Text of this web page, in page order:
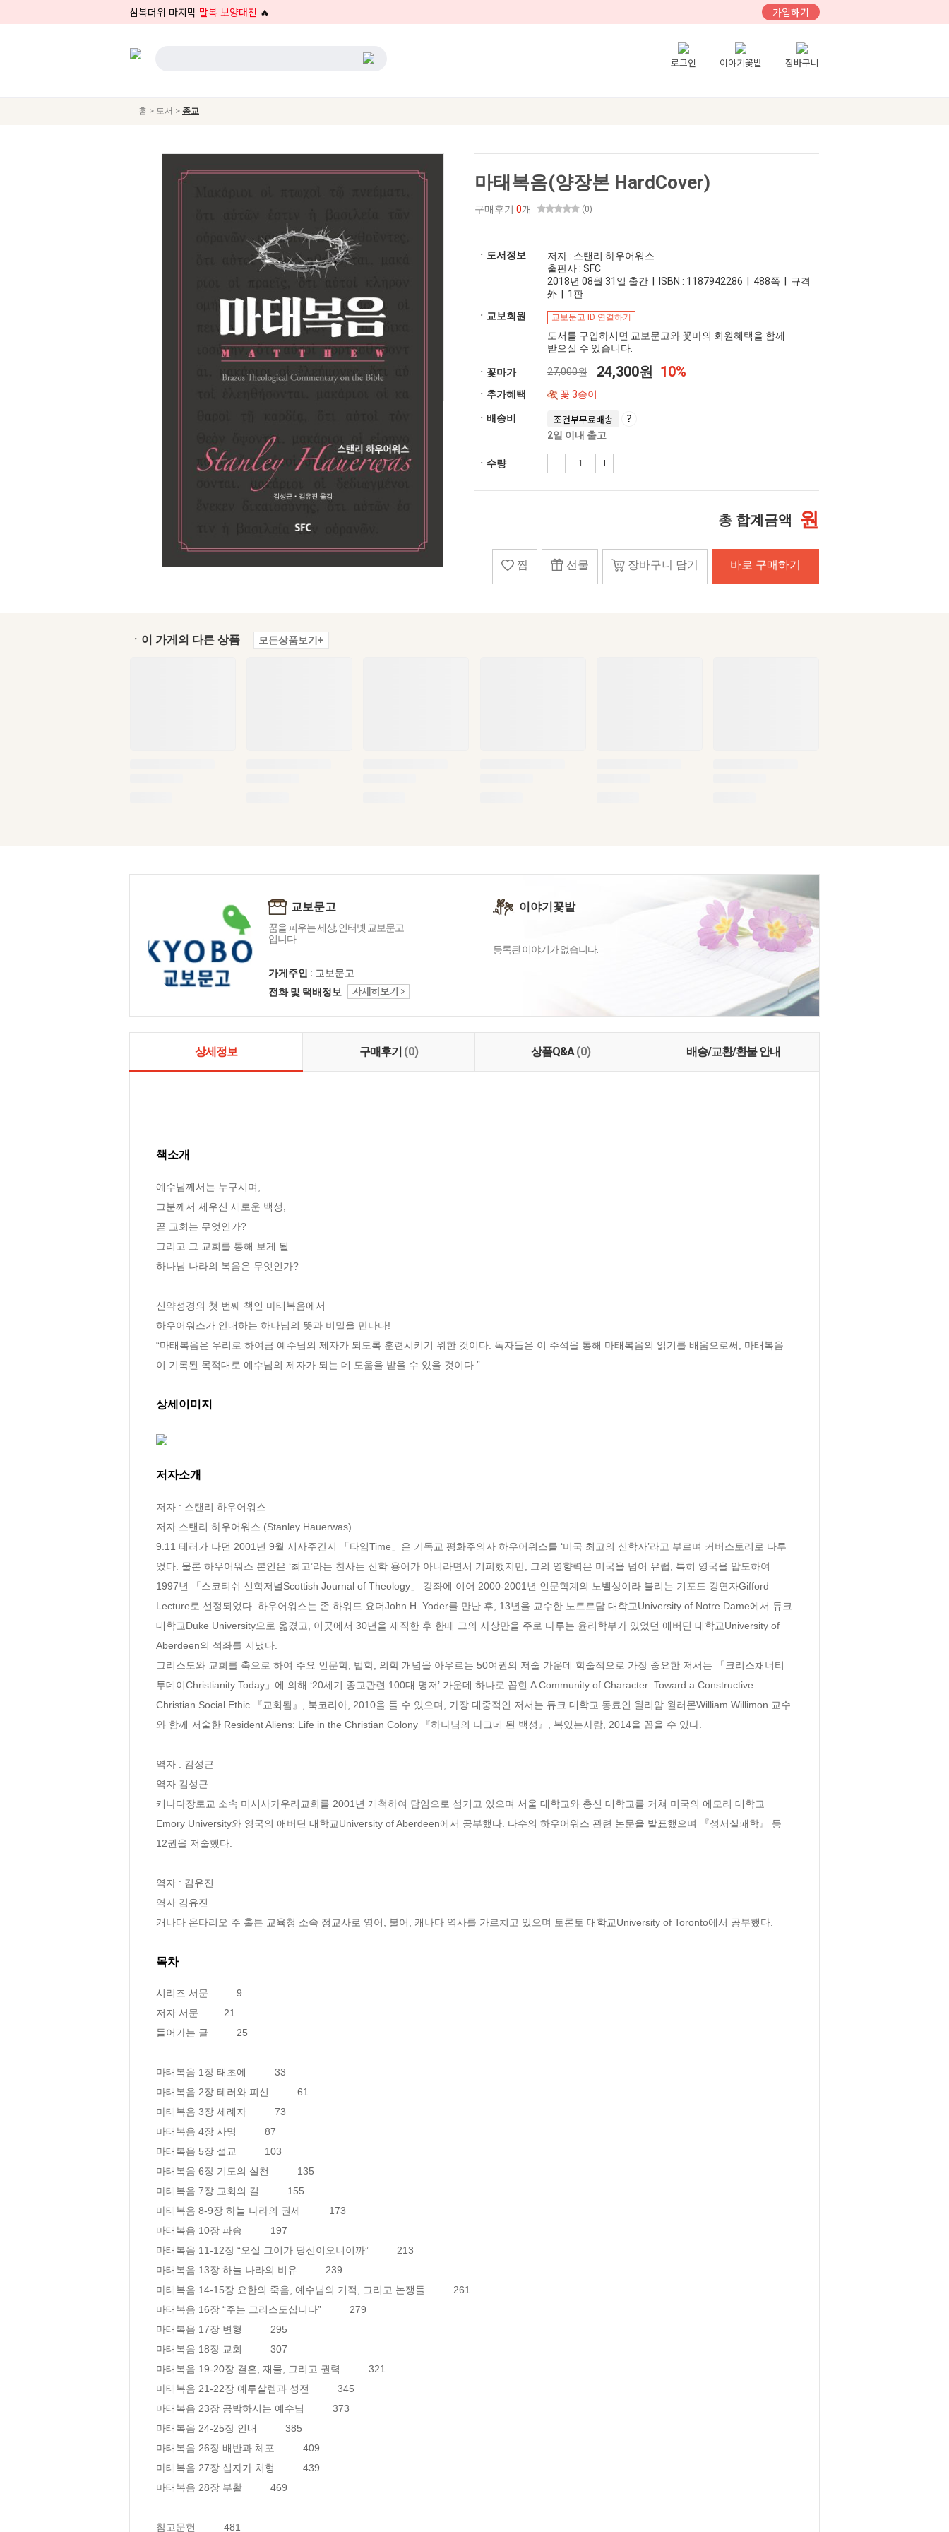
삼복더위 마지막 말복 보양대전 🔥 가입하기
로그인 이야기꽃밭 장바구니
홈 > 도서 > 종교
마태복음(양장본 HardCover)
구매후기 0개 (0)
ㆍ도서정보
저자 : 스탠리 하우어워스
출판사 : SFC
2018년 08월 31일 출간 | ISBN : 1187942286 | 488쪽 | 규격
外 | 1판
ㆍ교보회원
교보문고 ID 연결하기
도서를 구입하시면 교보문고와 꽃마의 회원혜택을 함께
받으실 수 있습니다.
ㆍ꽃마가 27,000원 24,300원 10%
ㆍ추가혜택 꽃 3송이
ㆍ배송비 조건부무료배송
2일 이내 출고
ㆍ수량
총 합계금액 원
찜 선물 장바구니 담기 바로 구매하기
ㆍ이 가게의 다른 상품 모든상품보기+
교보문고
꿈을 피우는 세상, 인터넷 교보문고
입니다.
가게주인 : 교보문고
전화 및 택배정보
이야기꽃밭
등록된 이야기가 없습니다.
상세정보 구매후기 (0) 상품Q&A(0) 배송/교환/환불 안내
책소개
예수님께서는 누구시며,
그분께서 세우신 새로운 백성,
곧 교회는 무엇인가?
그리고 그 교회를 통해 보게 될
하나님 나라의 복음은 무엇인가?
신약성경의 첫 번째 책인 마태복음에서
하우어워스가 안내하는 하나님의 뜻과 비밀을 만나다!
“마태복음은 우리로 하여금 예수님의 제자가 되도록 훈련시키기 위한 것이다. 독자들은 이 주석을 통해 마태복음의 읽기를 배움으로써, 마태복음
이 기록된 목적대로 예수님의 제자가 되는 데 도움을 받을 수 있을 것이다.”
상세이미지
저자소개
저자 : 스탠리 하우어워스
저자 스탠리 하우어워스 (Stanley Hauerwas)
9.11 테러가 나던 2001년 9월 시사주간지 「타임Time」은 기독교 평화주의자 하우어워스를 ‘미국 최고의 신학자’라고 부르며 커버스토리로 다루
었다. 물론 하우어워스 본인은 ‘최고’라는 찬사는 신학 용어가 아니라면서 기피했지만, 그의 영향력은 미국을 넘어 유럽, 특히 영국을 압도하여
1997년 「스코티쉬 신학저널Scottish Journal of Theology」 강좌에 이어 2000-2001년 인문학계의 노벨상이라 불리는 기포드 강연자Gifford
Lecture로 선정되었다. 하우어워스는 존 하워드 요더John H. Yoder를 만난 후, 13년을 교수한 노트르담 대학교University of Notre Dame에서 듀크
대학교Duke University으로 옮겼고, 이곳에서 30년을 재직한 후 한때 그의 사상만을 주로 다루는 윤리학부가 있었던 애버딘 대학교University of
Aberdeen의 석좌를 지냈다.
그리스도와 교회를 축으로 하여 주요 인문학, 법학, 의학 개념을 아우르는 50여권의 저술 가운데 학술적으로 가장 중요한 저서는 「크리스채너티
투데이Christianity Today」에 의해 ‘20세기 종교관련 100대 명저’ 가운데 하나로 꼽힌 A Community of Character: Toward a Constructive
Christian Social Ethic 『교회됨』, 북코리아, 2010을 들 수 있으며, 가장 대중적인 저서는 듀크 대학교 동료인 윌리암 윌러몬William Willimon 교수
와 함께 저술한 Resident Aliens: Life in the Christian Colony 『하나님의 나그네 된 백성』, 복있는사람, 2014을 꼽을 수 있다.
역자 : 김성근
역자 김성근
캐나다장로교 소속 미시사가우리교회를 2001년 개척하여 담임으로 섬기고 있으며 서울 대학교와 총신 대학교를 거쳐 미국의 에모리 대학교
Emory University와 영국의 애버딘 대학교University of Aberdeen에서 공부했다. 다수의 하우어워스 관련 논문을 발표했으며 『성서실패학』 등
12권을 저술했다.
역자 : 김유진
역자 김유진
캐나다 온타리오 주 홀튼 교육청 소속 정교사로 영어, 불어, 캐나다 역사를 가르치고 있으며 토론토 대학교University of Toronto에서 공부했다.
목차
시리즈 서문          9
저자 서문         21
들어가는 글          25
마태복음 1장 태초에          33
마태복음 2장 테러와 피신          61
마태복음 3장 세례자          73
마태복음 4장 사명          87
마태복음 5장 설교          103
마태복음 6장 기도의 실천          135
마태복음 7장 교회의 길          155
마태복음 8-9장 하늘 나라의 권세          173
마태복음 10장 파송          197
마태복음 11-12장 “오실 그이가 당신이오니이까”          213
마태복음 13장 하늘 나라의 비유          239
마태복음 14-15장 요한의 죽음, 예수님의 기적, 그리고 논쟁들          261
마태복음 16장 “주는 그리스도십니다”          279
마태복음 17장 변형          295
마태복음 18장 교회          307
마태복음 19-20장 결혼, 재물, 그리고 권력          321
마태복음 21-22장 예루살렘과 성전          345
마태복음 23장 공박하시는 예수님          373
마태복음 24-25장 인내          385
마태복음 26장 배반과 체포          409
마태복음 27장 십자가 처형          439
마태복음 28장 부활          469
참고문헌          481